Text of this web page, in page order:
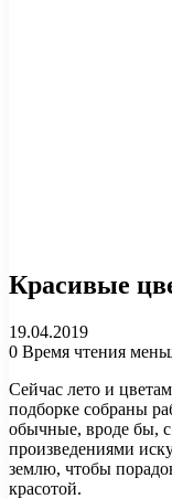
Красивые
19.04.2019
0 Время чтения
Сейчас лето и
подборке собраны
обычные, вроде бы,
произведениями
землю, чтобы
красотой.